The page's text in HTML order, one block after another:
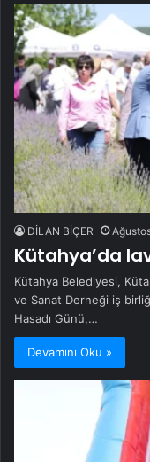
DİLAN BİÇER
Kütahya’da
Kütahya Belediyesi,
ve Sanat Derneği iş
Hasadı Günü,…
Devamını Oku »